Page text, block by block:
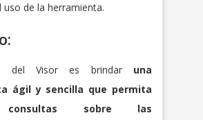
uso de la herramienta.
del Visor es brindar una
ágil y sencilla que permita
consultas sobre las